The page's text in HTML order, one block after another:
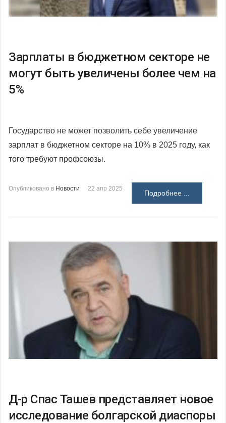
Зарплаты в бюджетном секторе не
могут быть увеличены более чем на
5%
Государство не может позволить себе увеличение
зарплат в бюджетном секторе на 10% в 2025 году, как
того требуют профсоюзы.
Опубликовано в Новости 22 апр 2025
Подробнее ...
Д-р Спас Ташев представляет новое
исследование болгарской диаспоры